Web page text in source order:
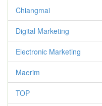
Chiangmai
Digital Marketing
Electronic Marketing
Maerim
TOP